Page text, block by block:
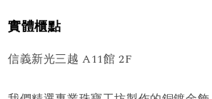
實體櫃點
信義新光三越 A11館 2F